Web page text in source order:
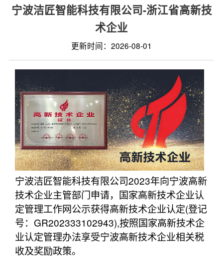
宁波洁匠智能科技有限公司-浙江省高新技
术企业
更新时间：2026-08-01
宁波洁匠智能科技有限公司2023年向宁波高新
技术企业主管部门申请，国家高新技术企业认
定管理工作网公示获得高新技术企业认定(登记
号：GR202333102943),按照国家高新技术企
业认定管理办法享受宁波高新技术企业相关税
收及奖励政策。